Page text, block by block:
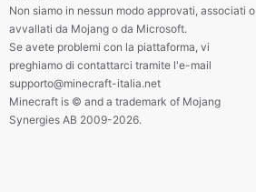
Non siamo in nessun modo approvati, associati o
avvallati da Mojang o da Microsoft.
Se avete problemi con la piattaforma, vi
preghiamo di contattarci tramite l'e-mail
supporto@minecraft-italia.net
Minecraft is © and a trademark of Mojang
Synergies AB 2009-2026.